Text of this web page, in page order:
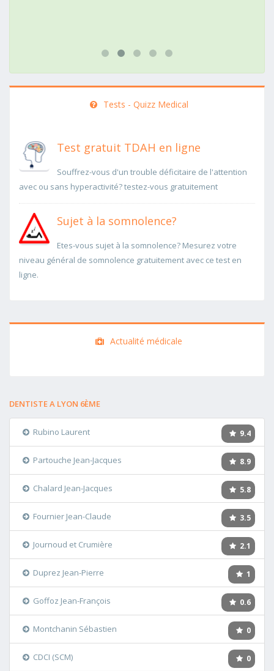
Tests - Quizz Medical
Test gratuit TDAH en ligne
Souffrez-vous d'un trouble déficitaire de l'attention
avec ou sans hyperactivité? testez-vous gratuitement
Sujet à la somnolence?
Etes-vous sujet à la somnolence? Mesurez votre
niveau général de somnolence gratuitement avec ce test en
ligne.
Actualité médicale
DENTISTE A LYON 6ÈME
9.4
Rubino Laurent
8.9
Partouche Jean-Jacques
5.8
Chalard Jean-Jacques
3.5
Fournier Jean-Claude
2.1
Journoud et Crumière
1
Duprez Jean-Pierre
0.6
Goffoz Jean-François
0
Montchanin Sébastien
0
CDCI (SCM)